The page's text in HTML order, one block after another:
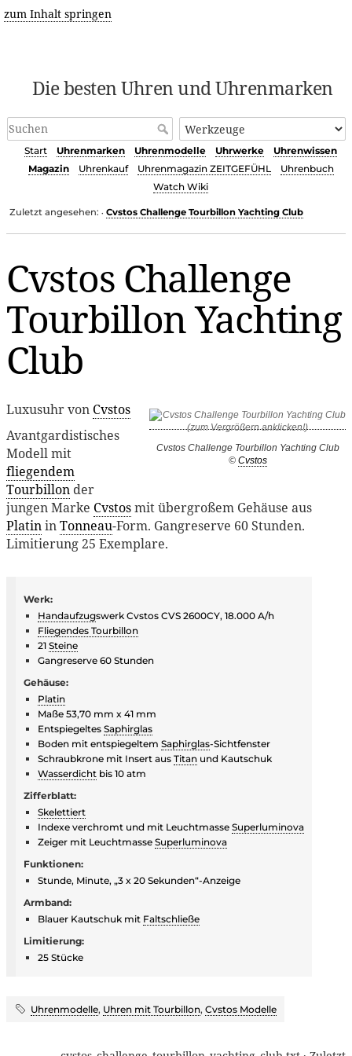
zum Inhalt springen
Die besten Uhren und Uhrenmarken
Start Uhrenmarken Uhrenmodelle Uhrwerke
Uhrenwissen
Magazin
Uhrenkauf Uhrenmagazin ZEITGEFÜHL
Uhrenbuch
Watch Wiki
Zuletzt angesehen: • Cvstos Challenge Tourbillon Yachting Club
Cvstos Challenge
Tourbillon Yachting
Club
Cvstos Challenge Tourbillon Yachting Club
© Cvstos
Luxusuhr von Cvstos
Avantgardistisches
Modell mit
fliegendem
Tourbillon der
jungen Marke Cvstosmit übergroßem Gehäuse aus
PlatininTonneau-Form. Gangreserve 60 Stunden.
Limitierung 25 Exemplare.
Werk:
Handaufzugswerk Cvstos CVS 2600CY, 18.000 A/h
Fliegendes Tourbillon
21 Steine
Gangreserve 60 Stunden
Gehäuse:
Platin
Maße 53,70 mm x 41 mm
Entspiegeltes Saphirglas
Boden mit entspiegeltem Saphirglas-Sichtfenster
Schraubkrone mit Insert aus Titan und Kautschuk
Wasserdicht bis 10 atm
Zifferblatt:
Skelettiert
Indexe verchromt und mit Leuchtmasse Superluminova
Zeiger mit Leuchtmasse Superluminova
Funktionen:
Stunde, Minute, „3 x 20 Sekunden“-Anzeige
Armband:
Blauer Kautschuk mit Faltschließe
Limitierung:
25 Stücke
Uhrenmodelle, Uhren mit Tourbillon, Cvstos Modelle